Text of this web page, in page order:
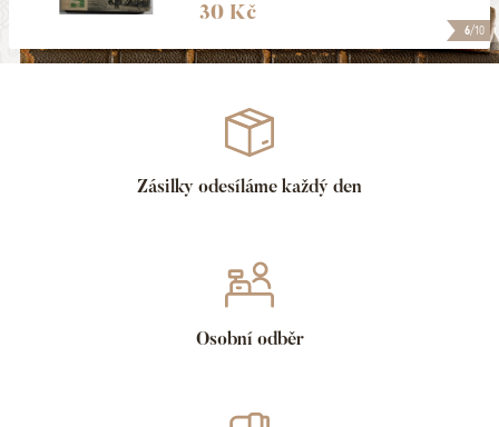
6/10
30 Kč
Zásilky odesíláme každý den
Osobní odběr